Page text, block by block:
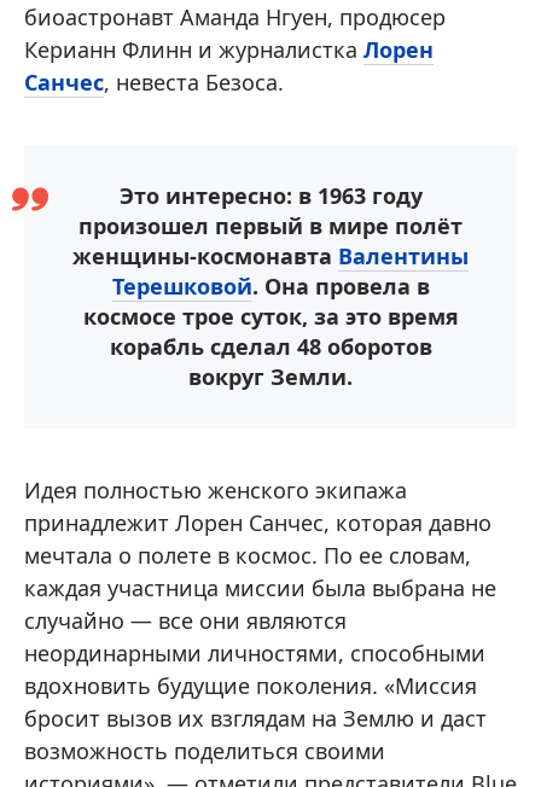
биоастронавт Аманда Нгуен, продюсер
Керианн Флинн и журналистка Лорен
Санчес, невеста Безоса.
Это интересно: в 1963 году
произошел первый в мире полёт
женщины-космонавта Валентины
Терешковой. Она провела в
космосе трое суток, за это время
корабль сделал 48 оборотов
вокруг Земли.
Идея полностью женского экипажа
принадлежит Лорен Санчес, которая давно
мечтала о полете в космос. По ее словам,
каждая участница миссии была выбрана не
случайно — все они являются
неординарными личностями, способными
вдохновить будущие поколения. «Миссия
бросит вызов их взглядам на Землю и даст
возможность поделиться своими